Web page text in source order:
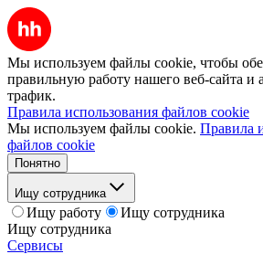
Мы используем файлы cookie, чтобы
правильную работу нашего веб-сайта и
трафик.
Правила использования файлов cookie
Мы используем файлы cookie. Правила
файлов cookie
Понятно
Ищу сотрудника
Ищу работу
Ищу сотрудника
Ищу сотрудника
Сервисы